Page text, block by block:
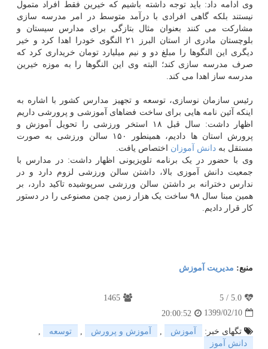
وی ادامه داد: باید توجه داشته باشیم که خیرین فقط افراد متمول
نیستند بلکه گاهی افرادی با درآمد متوسط در امر مدرسه سازی
مشارکت می کنند بعنوان مثال بتازگی برای مدارس سیستان و
بلوچستان مادری از استان البرز ۲۱ النگوی خودرا اهدا کرد و خیر
دیگری این النگوها را مبلغ دو و نیم میلیارد تومان خریداری کرد که
صرف مدرسه سازی کند؛ البته وی این النگوها را به موزه خیرین
مدرسه ساز اهدا می کند.
رئیس سازمان نوسازی، توسعه و تجهیز مدارس کشور با اشاره به
اینکه آئین نامه هایی برای ساخت فضاهای آموزشی و پرورشی داریم
اظهار داشت: سال قبل ۱۸ استخر ورزشی را تحویل آموزش و
پرورش استان ها دادیم، همینطور ۱۵۰ سالن ورزشی به صورت
مستقل به دانش آموزان اختصاص یافت.
وی با حضور در یک برنامه تلویزیونی اظهار داشت: در مدارس با
جمعیت دانش آموزی بالا، داشتن سالن ورزشی لزوم دارد و در
ندارس دخترانه بر داشتن سالن ورزشی سرپوشیده تاکید دارد، بر
همین مبنا سال ۹۸ ساخت یک هزار زمین چمن مصنوعی را در دستور
کار قرار دادیم.
منبع: مدیریت آموزش
5.0
/
5
1465
1399/02/10
20:00:52
تگهای خبر:
آموزش , آموزش و پرورش , توسعه
,
دانش آموز